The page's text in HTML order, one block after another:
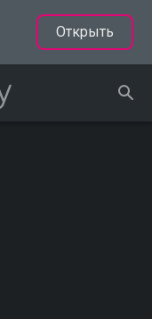
Открыть